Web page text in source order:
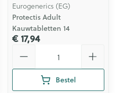
Eurogenerics (EG)
Protectis Adult
Kauwtabletten 14
€ 17,94
Bestel